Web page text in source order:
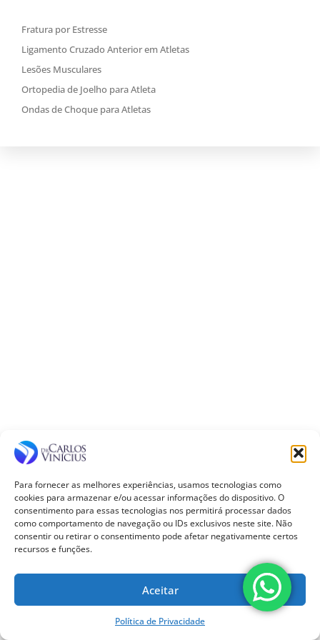
Para fornecer as melhores experiências, usamos tecnologias como
cookies para armazenar e/ou acessar informações do dispositivo. O
consentimento para essas tecnologias nos permitirá processar dados
como comportamento de navegação ou IDs exclusivos neste site. Não
consentir ou retirar o consentimento pode afetar negativamente certos
recursos e funções.
Aceitar
Política de Privacidade
Fratura por Estresse
Ligamento Cruzado Anterior em Atletas
Lesões Musculares
Ortopedia de Joelho para Atleta
Ondas de Choque para Atletas